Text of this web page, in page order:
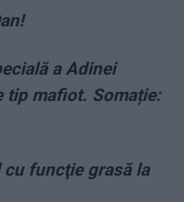
a Adinei
tip mafiot. Somație:
cu funcţie grasă la